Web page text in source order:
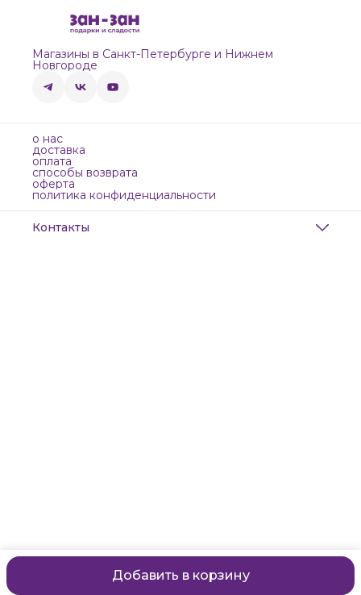
Добавить в корзину
Магазины в Санкт-Петербурге и Нижнем
Новгороде
о нас
доставка
оплата
способы возврата
оферта
политика конфиденциальности
Контакты